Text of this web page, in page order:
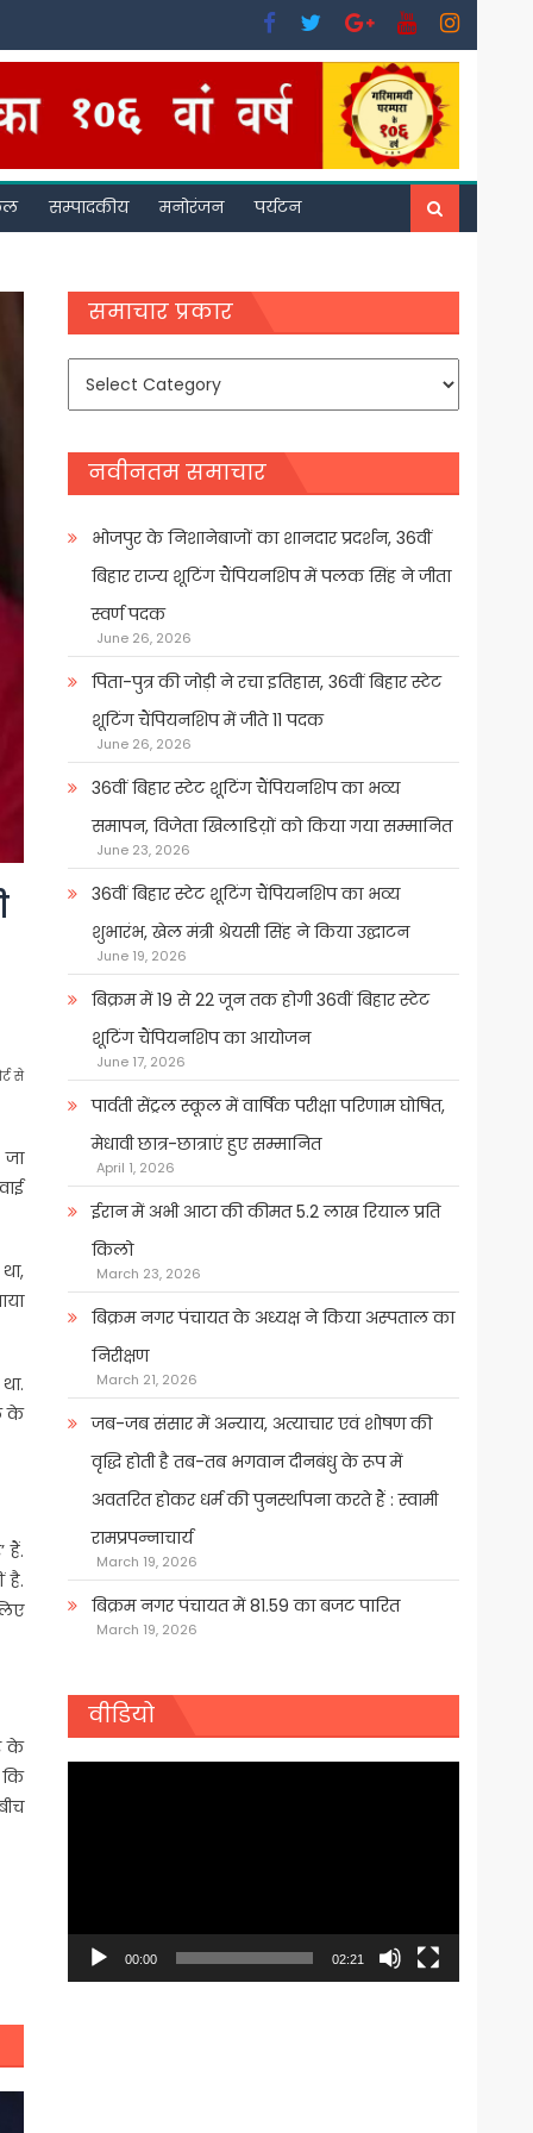
सम्पादकीय मनोरंजन पर्यटन
से
के
हैं.
है.
के
समाचार प्रकार
समाचार
नवीनतम समाचार
भोजपुर के निशानेबाजों का शानदार प्रदर्शन, 36वीं
बिहार राज्य शूटिंग चैंपियनशिप में पलक सिंह ने जीता
स्वर्ण पदक
June 26, 2026
पिता-पुत्र की जोड़ी ने रचा इतिहास, 36वीं बिहार स्टेट
शूटिंग चैंपियनशिप में जीते 11 पदक
June 26, 2026
36वीं बिहार स्टेट शूटिंग चैंपियनशिप का भव्य
समापन, विजेता खिलाडिय़ों को किया गया सम्मानित
June 23, 2026
36वीं बिहार स्टेट शूटिंग चैंपियनशिप का भव्य
शुभारंभ, खेल मंत्री श्रेयसी सिंह ने किया उद्घाटन
June 19, 2026
बिक्रम में 19 से 22 जून तक होगी 36वीं बिहार स्टेट
शूटिंग चैंपियनशिप का आयोजन
June 17, 2026
पार्वती सेंट्रल स्कूल में वार्षिक परीक्षा परिणाम घोषित,
मेधावी छात्र-छात्राएं हुए सम्मानित
April 1, 2026
ईरान में अभी आटा की कीमत 5.2 लाख रियाल प्रति
किलो
March 23, 2026
बिक्रम नगर पंचायत के अध्यक्ष ने किया अस्पताल का
निरीक्षण
March 21, 2026
जब-जब संसार में अन्याय, अत्याचार एवं शोषण की
वृद्धि होती है तब-तब भगवान दीनबंधु के रूप में
अवतरित होकर धर्म की पुनर्स्थापना करते हैं : स्वामी
रामप्रपन्नाचार्य
March 19, 2026
बिक्रम नगर पंचायत में 81.59 का बजट पारित
March 19, 2026
वीडियो
00:00 02:21